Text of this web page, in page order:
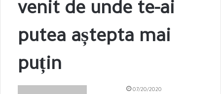
venit de unde te-ai
putea aștepta mai
puțin
07/20/2020